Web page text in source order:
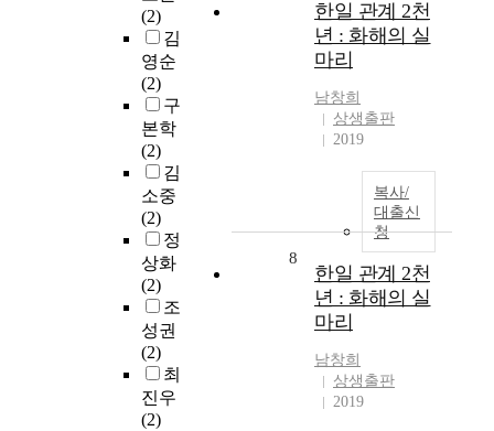
(2)
김
영순
(2)
구
본학
(2)
김
소중
(2)
정
상화
(2)
조
성권
(2)
최
진우
(2)
한일 관계 2천
년 : 화해의 실
마리
남창희
상생출판
2019
복사/
대출신
청
8
한일 관계 2천
년 : 화해의 실
마리
남창희
상생출판
2019